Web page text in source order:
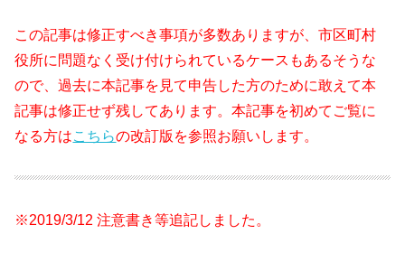
この記事は修正すべき事項が多数ありますが、市区町村
役所に問題なく受け付けられているケースもあるそうな
ので、過去に本記事を見て申告した方のために敢えて本
記事は修正せず残してあります。本記事を初めてご覧に
なる方はこちらの改訂版を参照お願いします。
※2019/3/12 注意書き等追記しました。